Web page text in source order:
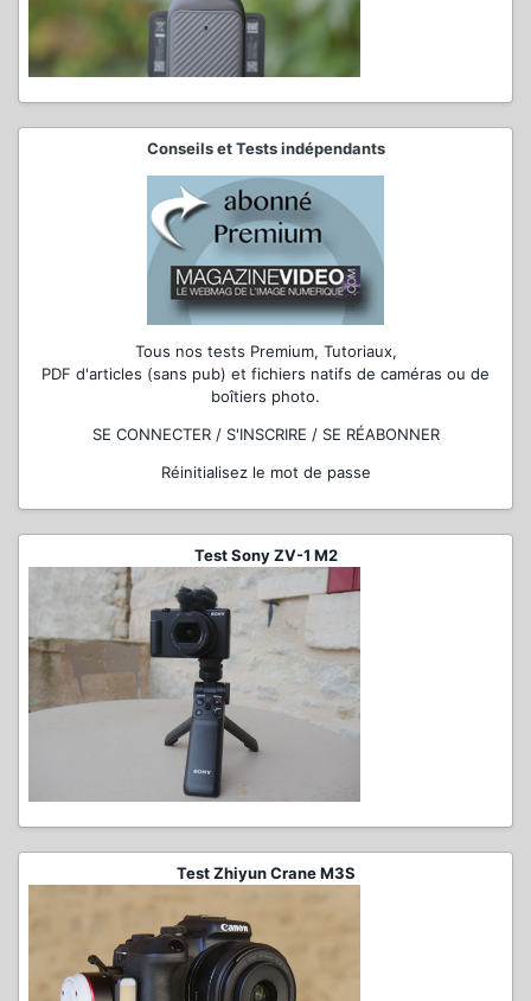
Conseils et Tests indépendants
Tous nos tests Premium, Tutoriaux,
PDF d'articles (sans pub) et fichiers natifs de caméras ou de
boîtiers photo.
SE CONNECTER / S'INSCRIRE / SE RÉABONNER
Réinitialisez le mot de passe
Test Sony ZV-1 M2
Test Zhiyun Crane M3S